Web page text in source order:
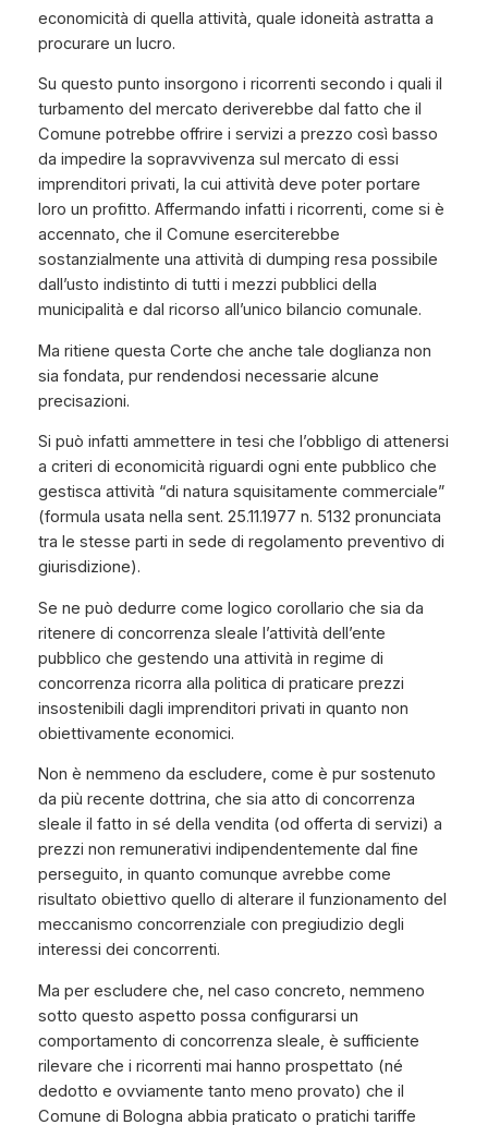
economicità di quella attività, quale idoneità astratta a
procurare un lucro.
Su questo punto insorgono i ricorrenti secondo i quali il
turbamento del mercato deriverebbe dal fatto che il
Comune potrebbe offrire i servizi a prezzo così basso
da impedire la sopravvivenza sul mercato di essi
imprenditori privati, la cui attività deve poter portare
loro un profitto. Affermando infatti i ricorrenti, come si è
accennato, che il Comune eserciterebbe
sostanzialmente una attività di dumping resa possibile
dall’usto indistinto di tutti i mezzi pubblici della
municipalità e dal ricorso all’unico bilancio comunale.
Ma ritiene questa Corte che anche tale doglianza non
sia fondata, pur rendendosi necessarie alcune
precisazioni.
Si può infatti ammettere in tesi che l’obbligo di attenersi
a criteri di economicità riguardi ogni ente pubblico che
gestisca attività “di natura squisitamente commerciale”
(formula usata nella sent. 25.11.1977 n. 5132 pronunciata
tra le stesse parti in sede di regolamento preventivo di
giurisdizione).
Se ne può dedurre come logico corollario che sia da
ritenere di concorrenza sleale l’attività dell’ente
pubblico che gestendo una attività in regime di
concorrenza ricorra alla politica di praticare prezzi
insostenibili dagli imprenditori privati in quanto non
obiettivamente economici.
Non è nemmeno da escludere, come è pur sostenuto
da più recente dottrina, che sia atto di concorrenza
sleale il fatto in sé della vendita (od offerta di servizi) a
prezzi non remunerativi indipendentemente dal fine
perseguito, in quanto comunque avrebbe come
risultato obiettivo quello di alterare il funzionamento del
meccanismo concorrenziale con pregiudizio degli
interessi dei concorrenti.
Ma per escludere che, nel caso concreto, nemmeno
sotto questo aspetto possa configurarsi un
comportamento di concorrenza sleale, è sufficiente
rilevare che i ricorrenti mai hanno prospettato (né
dedotto e ovviamente tanto meno provato) che il
Comune di Bologna abbia praticato o pratichi tariffe